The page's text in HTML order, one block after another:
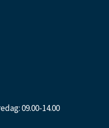
09.00-14.00